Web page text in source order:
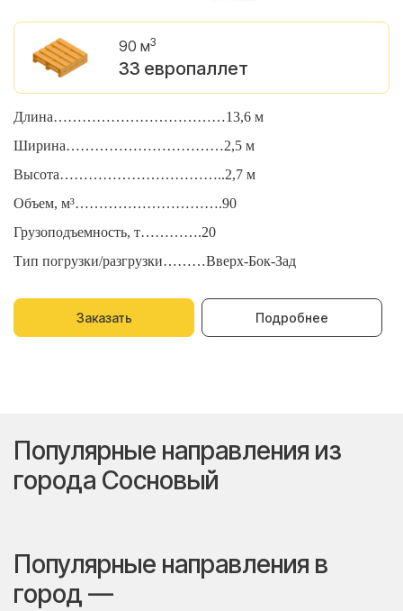
90 м3
33 европаллет
Длина………………………………13,6 м
Ширина……………………………2,5 м
Высота……………………………..2,7 м
Объем, м³………………………….90
Грузоподъемность, т………….20
Тип погрузки/разгрузки………Вверх-Бок-Зад
Заказать Подробнее
Популярные направления из
города Сосновый
Популярные направления в
город —